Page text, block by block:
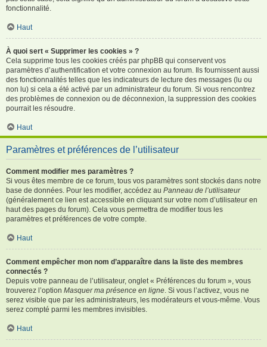
fonctionnalité.
Haut
À quoi sert « Supprimer les cookies » ?
Cela supprime tous les cookies créés par phpBB qui conservent vos
paramètres d’authentification et votre connexion au forum. Ils fournissent aussi
des fonctionnalités telles que les indicateurs de lecture des messages (lu ou
non lu) si cela a été activé par un administrateur du forum. Si vous rencontrez
des problèmes de connexion ou de déconnexion, la suppression des cookies
pourrait les résoudre.
Haut
Paramètres et préférences de l’utilisateur
Comment modifier mes paramètres ?
Si vous êtes membre de ce forum, tous vos paramètres sont stockés dans notre
base de données. Pour les modifier, accédez au Panneau de l’utilisateur
(généralement ce lien est accessible en cliquant sur votre nom d’utilisateur en
haut des pages du forum). Cela vous permettra de modifier tous les
paramètres et préférences de votre compte.
Haut
Comment empêcher mon nom d’apparaître dans la liste des membres
connectés ?
Depuis votre panneau de l’utilisateur, onglet « Préférences du forum », vous
trouverez l’option Masquer ma présence en ligne . Si vous l’activez, vous ne
serez visible que par les administrateurs, les modérateurs et vous-même. Vous
serez compté parmi les membres invisibles.
Haut